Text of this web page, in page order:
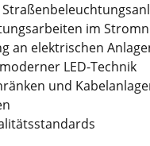
im
an elektrischen
LED-Technik
und